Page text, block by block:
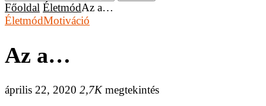
Főoldal ÉletmódAz a…
ÉletmódMotiváció
Az a…
április 22, 2020 2,7Kmegtekintés